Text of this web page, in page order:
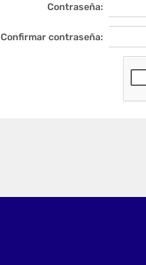
Contraseña:
Confirmar contraseña: